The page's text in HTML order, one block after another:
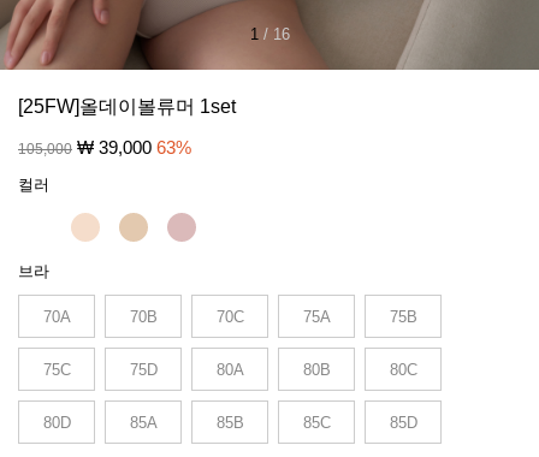
1/ 16
[25FW]올데이볼류머 1set
105,000 ₩ 39,000 63%
컬러
브라
70A 70B 70C 75A 75B
75C 75D 80A 80B 80C
80D 85A 85B 85C 85D